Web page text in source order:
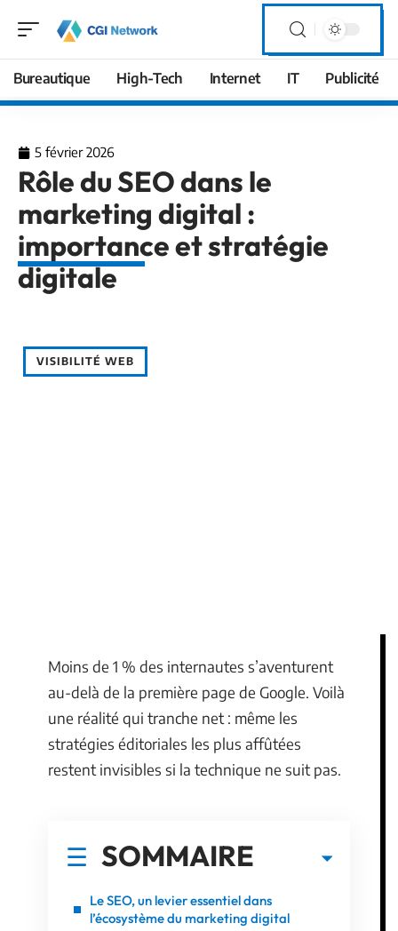
Bureautique High-Tech Internet IT Publicité
5 février 2026
Rôle du SEO dans le
marketing digital :
importance et stratégie
digitale
VISIBILITÉ WEB
Moins de 1 % des internautes s’aventurent
au-delà de la première page de Google. Voilà
une réalité qui tranche net : même les
stratégies éditoriales les plus affûtées
restent invisibles si la technique ne suit pas.
SOMMAIRE
Le SEO, un levier essentiel dans
l’écosystème du marketing digital